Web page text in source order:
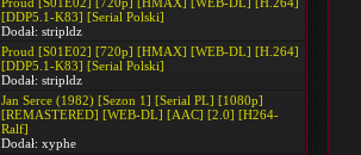
[DDP5.1-K83] [Serial Polski]
Dodał: stripldz
Proud [S01E02] [720p] [HMAX] [WEB-DL] [H.264]
[DDP5.1-K83] [Serial Polski]
Dodał: stripldz
Jan Serce (1982) [Sezon 1] [Serial PL] [1080p]
[REMASTERED] [WEB-DL] [AAC] [2.0] [H264-
Ralf]
Dodał: xyphe